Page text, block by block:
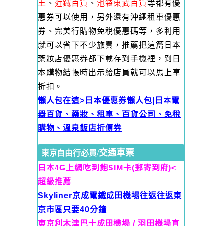
王 、 近鐵百貨 、 池袋東武百貨等都有優
惠券可以使用，另外還有沖繩租車優惠
券、完美行購物免稅優惠碼等，多利用
就可以省下不少旅費，推薦把這篇日本
藥妝店優惠券都下載存到手機裡，到日
本購物結帳時出示給店員就可以馬上享
折扣。
懶人包在這> 日本優惠券懶人包|日本電
器百貨、藥妝、租車、百貨公司、免稅
購物、溫泉飯店折價券
東京自由行必買/交通車票
日本4G上網吃到飽SIM卡(郵寄到府)<
超級推薦
Skyliner京成電鐵成田機場往返往返東
京市區只要40分鐘
東京利木津巴士成田機場 / 羽田機場直